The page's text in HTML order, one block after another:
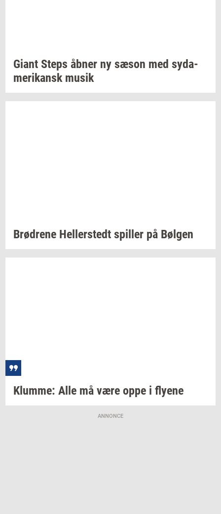
Giant Steps åbner ny sæson med sy­da­
me­ri­kanskmusik
Brød­re­ne Hel­ler­stedt spil­ler på Bøl­gen
Klum­me: Alle må være oppe i fly­e­ne
ANNONCE